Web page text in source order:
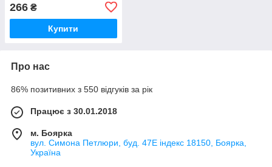
266 ₴
Купити
Про нас
86% позитивних з 550 відгуків за рік
Працює з 30.01.2018
м. Боярка
вул. Симона Петлюри, буд. 47Е індекс 18150, Боярка,
Україна